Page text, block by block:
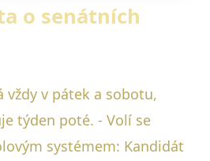
o senátních
v pátek a sobotu,
týden poté. - Volí se
systémem: Kandidát